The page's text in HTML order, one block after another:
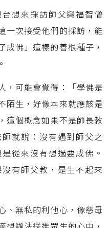
想來採訪師父與福智僧
一次接受他們的採訪，能
成佛」這樣的善根種子，
，可能會覺得：「學佛是
陌生，好像本來就應該是
這個概念如果不是師長教
就說：沒有遇到師父之
從來沒有想過要成佛。
有師父教，是生不起來
、無私的利他心，像慈母